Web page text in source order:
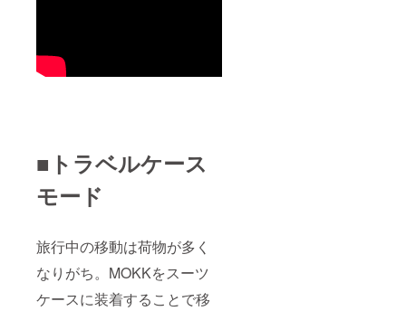
■トラベルケース
モード
旅行中の移動は荷物が多く
なりがち。MOKKをスーツ
ケースに装着することで移